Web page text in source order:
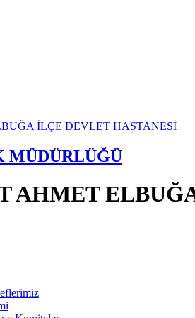
MÜDÜRLÜĞÜ
AHMET